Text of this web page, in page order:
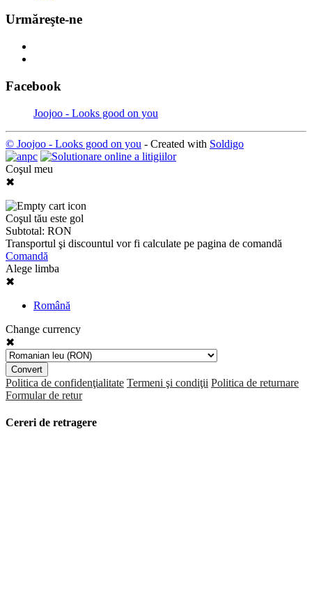
Urmăreşte-ne
Facebook
Joojoo - Looks good on you
© Joojoo - Looks good on you - Created with Soldigo
Coşul meu
✖
Coşul tău este gol
Subtotal: RON
Transportul şi discountul vor fi calculate pe pagina de comandă
Comandă
Alege limba
✖
Română
Change currency
✖
Convert
Politica de confidenţialitate Termeni şi condiţii Politica de returnare
Formular de retur
Cereri de retragere